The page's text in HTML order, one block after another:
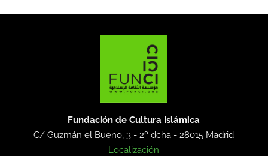
Fundación de Cultura Islámica
C/ Guzmán el Bueno, 3 - 2º dcha -28015 Madrid
Localización